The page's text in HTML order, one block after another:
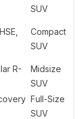
SUV
Compact
SUV
R-
Midsize
SUV
Full-Size
SUV